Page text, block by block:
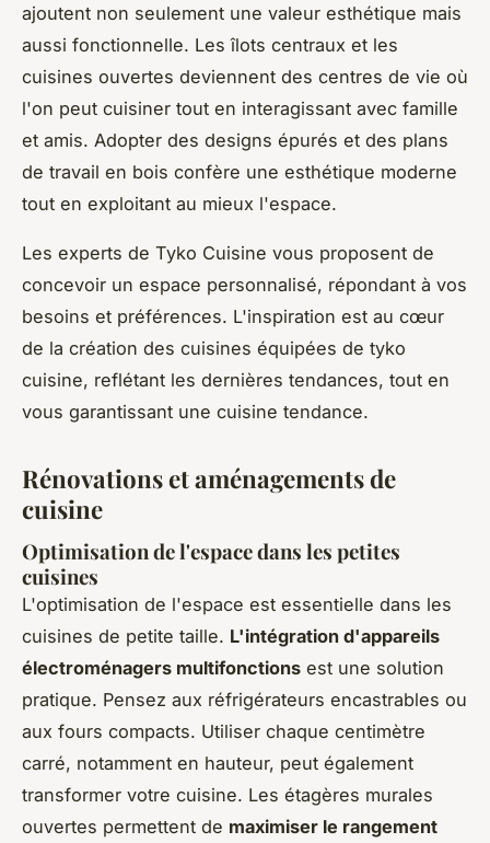
ajoutent non seulement une valeur esthétique mais
aussi fonctionnelle. Les îlots centraux et les
cuisines ouvertes deviennent des centres de vie où
l'on peut cuisiner tout en interagissant avec famille
et amis. Adopter des designs épurés et des plans
de travail en bois confère une esthétique moderne
tout en exploitant au mieux l'espace.
Les experts de Tyko Cuisine vous proposent de
concevoir un espace personnalisé, répondant à vos
besoins et préférences. L'inspiration est au cœur
de la création des cuisines équipées de tyko
cuisine, reflétant les dernières tendances, tout en
vous garantissant une cuisine tendance.
Rénovations et aménagements de
cuisine
Optimisation de l'espace dans les petites
cuisines
L'optimisation de l'espace est essentielle dans les
cuisines de petite taille. L'intégration d'appareils
électroménagers multifonctions est une solution
pratique. Pensez aux réfrigérateurs encastrables ou
aux fours compacts. Utiliser chaque centimètre
carré, notamment en hauteur, peut également
transformer votre cuisine. Les étagères murales
ouvertes permettent de maximiser le rangement